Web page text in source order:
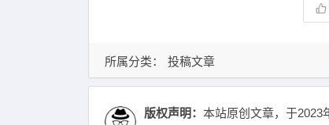
所属分类： 投稿文章
版权声明： 本站原创文章，于2023